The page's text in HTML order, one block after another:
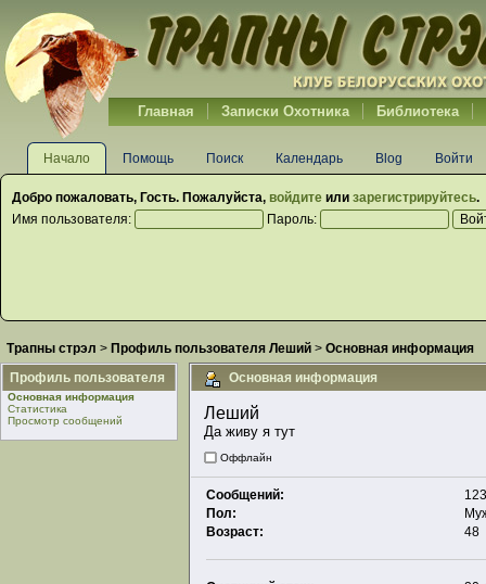
Главная Записки Охотника Библиотека
Начало Помощь Поиск Календарь Blog Войти
Добро пожаловать, Гость. Пожалуйста, войдите или зарегистрируйтесь.
Имя пользователя:
Пароль:
Трапны стрэл > Профиль пользователя Леший > Основная информация
Профиль пользователя
Основная информация
Статистика
Просмотр сообщений
Основная информация
Леший
Да живу я тут
Оффлайн
Сообщений:
Пол:
Возраст:
48